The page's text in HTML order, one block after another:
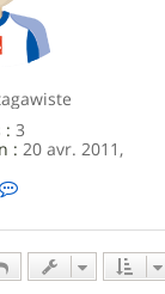
k
o
u
: 3
: 20 avr. 2011,
c